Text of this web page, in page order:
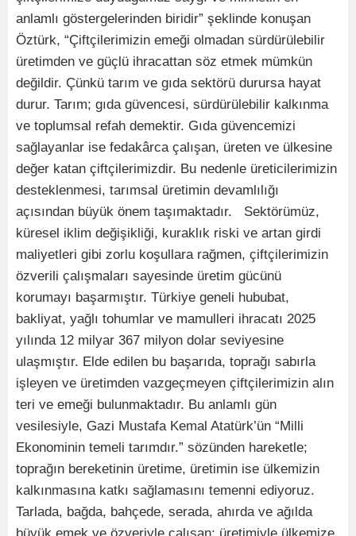
anlamlı göstergelerinden biridir” şeklinde konuşan
Öztürk, “Çiftçilerimizin emeği olmadan sürdürülebilir
üretimden ve güçlü ihracattan söz etmek mümkün
değildir. Çünkü tarım ve gıda sektörü durursa hayat
durur. Tarım; gıda güvencesi, sürdürülebilir kalkınma
ve toplumsal refah demektir. Gıda güvencemizi
sağlayanlar ise fedakârca çalışan, üreten ve ülkesine
değer katan çiftçilerimizdir. Bu nedenle üreticilerimizin
desteklenmesi, tarımsal üretimin devamlılığı
açısından büyük önem taşımaktadır. Sektörümüz,
küresel iklim değişikliği, kuraklık riski ve artan girdi
maliyetleri gibi zorlu koşullara rağmen, çiftçilerimizin
özverili çalışmaları sayesinde üretim gücünü
korumayı başarmıştır. Türkiye geneli hububat,
bakliyat, yağlı tohumlar ve mamulleri ihracatı 2025
yılında 12 milyar 367 milyon dolar seviyesine
ulaşmıştır. Elde edilen bu başarıda, toprağı sabırla
işleyen ve üretimden vazgeçmeyen çiftçilerimizin alın
teri ve emeği bulunmaktadır. Bu anlamlı gün
vesilesiyle, Gazi Mustafa Kemal Atatürk’ün “Milli
Ekonominin temeli tarımdır.” sözünden hareketle;
toprağın bereketinin üretime, üretimin ise ülkemizin
kalkınmasına katkı sağlamasını temenni ediyoruz.
Tarlada, bağda, bahçede, serada, ahırda ve ağılda